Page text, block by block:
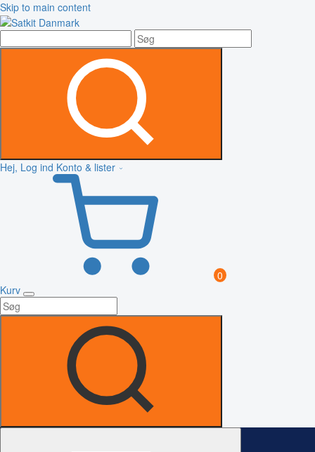
Skip to main content
Hej, Log ind Konto & lister
0
Kurv